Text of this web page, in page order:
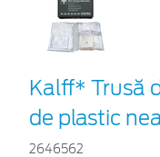
Kalff* Trusă
de plastic
2646562